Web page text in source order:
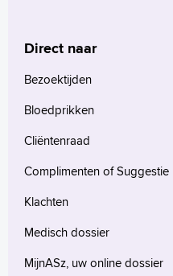
Direct naar
Bezoektijden
Bloedprikken
Cliëntenraad
Complimenten of Suggestie
Klachten
Medisch dossier
MijnASz, uw online dossier